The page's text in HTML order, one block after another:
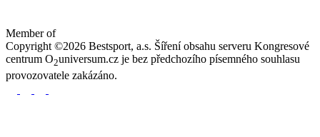
Member of
Copyright ©2026 Bestsport, a.s. Šíření obsahu serveru Kongresové
centrum O2universum.cz je bez předchozího písemného souhlasu
provozovatele zakázáno.